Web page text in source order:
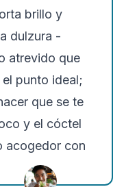
brillo y
dulzura -
atrevido que
punto ideal;
que se te
y el cóctel
acogedor con